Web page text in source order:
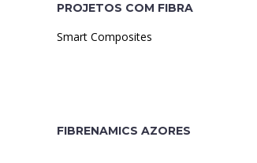
PROJETOS COM FIBRA
Smart Composites
FIBRENAMICS AZORES